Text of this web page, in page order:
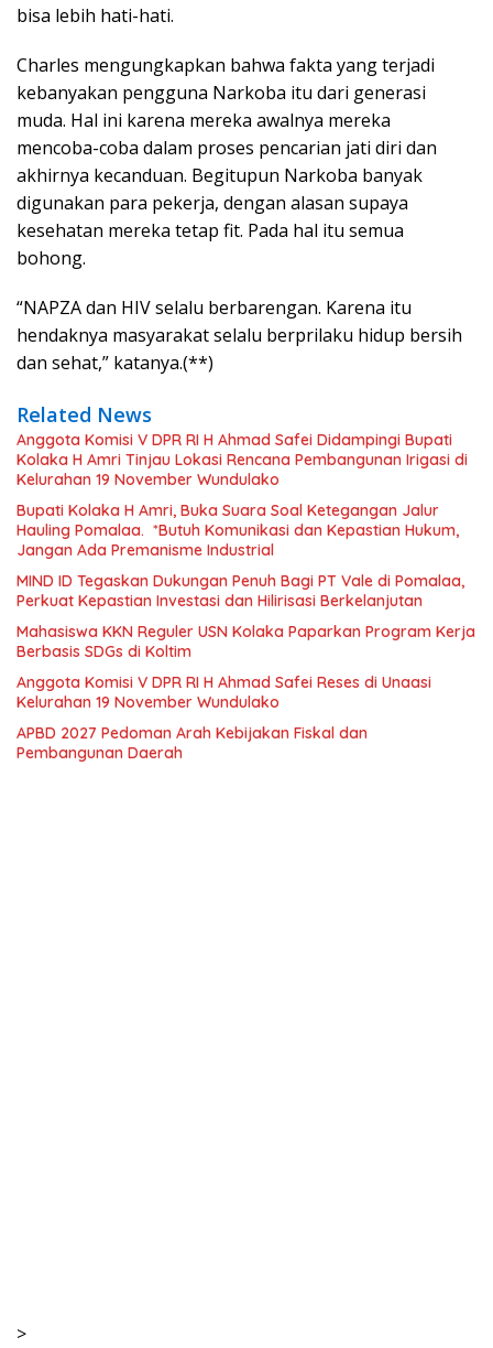
bisa lebih hati-hati.
Charles mengungkapkan bahwa fakta yang terjadi
kebanyakan pengguna Narkoba itu dari generasi
muda. Hal ini karena mereka awalnya mereka
mencoba-coba dalam proses pencarian jati diri dan
akhirnya kecanduan. Begitupun Narkoba banyak
digunakan para pekerja, dengan alasan supaya
kesehatan mereka tetap fit. Pada hal itu semua
bohong.
“NAPZA dan HIV selalu berbarengan. Karena itu
hendaknya masyarakat selalu berprilaku hidup bersih
dan sehat,” katanya.(**)
Related News
Anggota Komisi V DPR RI H Ahmad Safei Didampingi Bupati
Kolaka H Amri Tinjau Lokasi Rencana Pembangunan Irigasi di
Kelurahan 19 November Wundulako
Bupati Kolaka H Amri, Buka Suara Soal Ketegangan Jalur
Hauling Pomalaa. *Butuh Komunikasi dan Kepastian Hukum,
Jangan Ada Premanisme Industrial
MIND ID Tegaskan Dukungan Penuh Bagi PT Vale di Pomalaa,
Perkuat Kepastian Investasi dan Hilirisasi Berkelanjutan
Mahasiswa KKN Reguler USN Kolaka Paparkan Program Kerja
Berbasis SDGs di Koltim
Anggota Komisi V DPR RI H Ahmad Safei Reses di Unaasi
Kelurahan 19 November Wundulako
APBD 2027 Pedoman Arah Kebijakan Fiskal dan
Pembangunan Daerah
>